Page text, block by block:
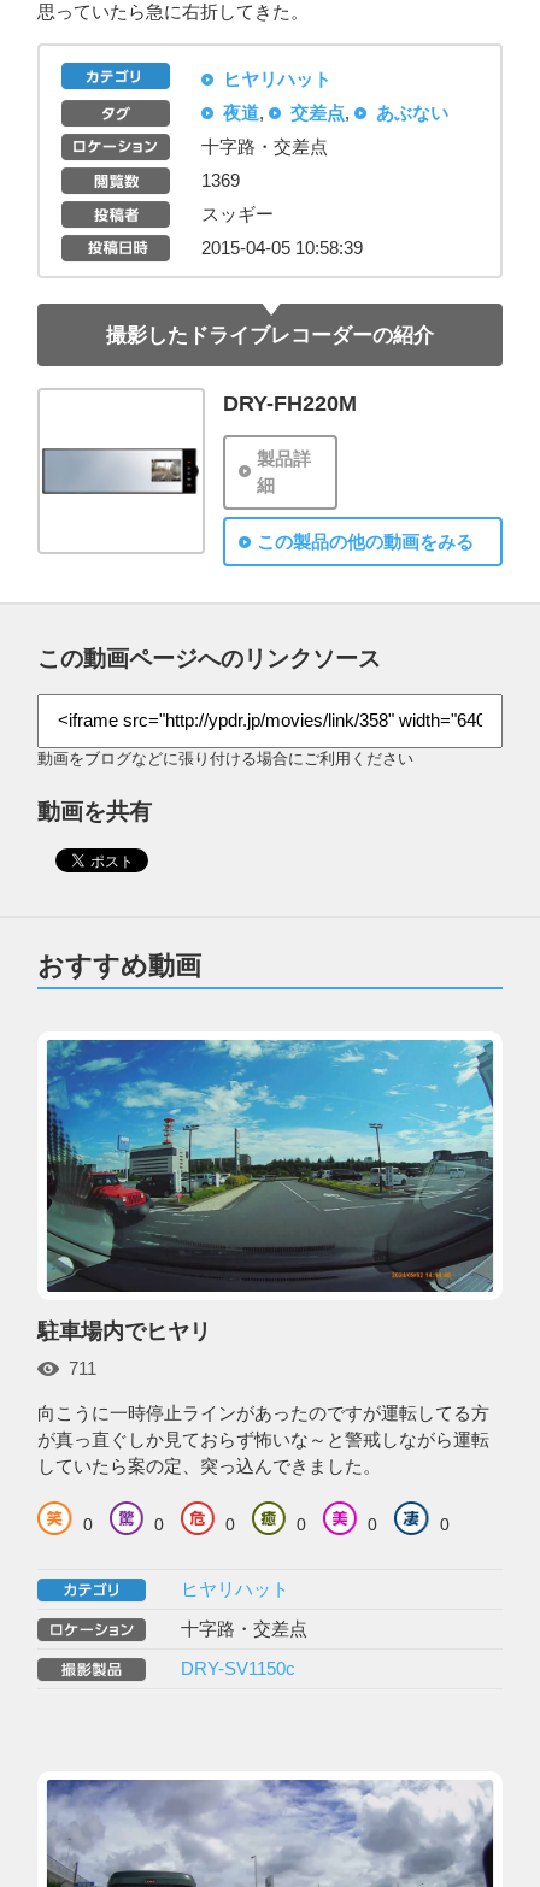
思っていたら急に右折してきた。
ヒヤリハット
夜道, 交差点,
あぶない
十字路・交差点
1369
スッギー
2015-04-05 10:58:39
撮影したドライブレコーダーの紹介
DRY-FH220M
製品詳
細
この製品の他の動画をみる
この動画ページへのリンクソース
動画をブログなどに張り付ける場合にご利用ください
動画を共有
おすすめ動画
駐車場内でヒヤリ
711
向こうに一時停止ラインがあったのですが運転してる方
が真っ直ぐしか見ておらず怖いな～と警戒しながら運転
していたら案の定、突っ込んできました。
0 0 0 0 0 0
ヒヤリハット
十字路・交差点
DRY-SV1150c